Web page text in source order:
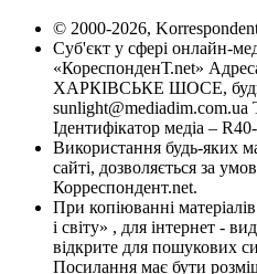
© 2000-2026,
Суб'єкт у сфері онлайн-
«КореспонденТ.net»
ХАРКІВСЬКЕ ШОСЕ,
sunlight@mediadim.com.ua
Ідентифікатор медіа –
Використання будь-яких
сайті, дозволяється за
Корреспондент.net.
При копіюванні
і світу» , для інтернет -
відкрите для пошукових
Посилання має бути